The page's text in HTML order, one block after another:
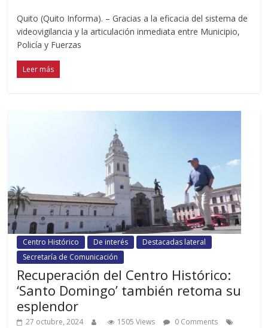
Quito (Quito Informa). – Gracias a la eficacia del sistema de
videovigilancia y la articulación inmediata entre Municipio,
Policía y Fuerzas
Leer más
Centro Histórico De interés
Destacadas lateral
Secretaría de Comunicación
Recuperación del Centro Histórico:
‘Santo Domingo’ también retoma su
esplendor
27 octubre, 2024 1505 Views
0 Comments